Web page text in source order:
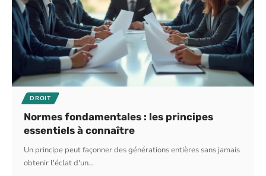
DROIT
Normes fondamentales : les principes
essentiels à connaître
Un principe peut façonner des générations entières sans jamais
obtenir l'éclat d'un…